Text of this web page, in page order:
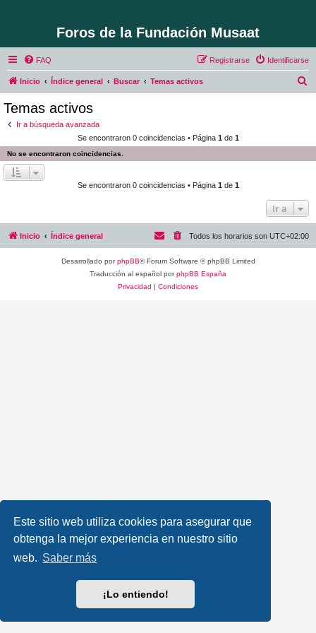
Este sitio web utiliza cookies para asegurar que
obtenga la mejor experiencia en nuestro sitio
web. Saber más
¡Lo entiendo!
Foros de la Fundación Musaat
FAQ Identificarse
Registrarse
Inicio Índice general Buscar Temas activos
a
Temas activos
Ir a búsqueda avanzada
Se encontraron 0 coincidencias • Página 1 de 1
No se encontraron coincidencias.
Se encontraron 0 coincidencias • Página 1 de 1
Ir a
Inicio Índice general Todos los horarios son UTC+02:00
Desarrollado porphpBB® Forum Software © phpBB Limited
Traducción al español porphpBB España
Privacidad | Condiciones